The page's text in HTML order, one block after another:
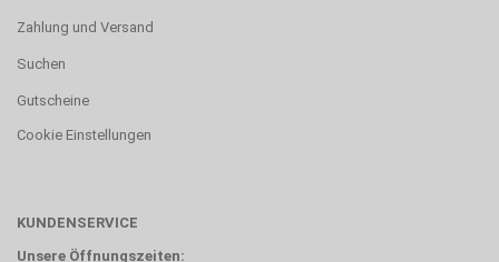
Zahlung und Versand
Suchen
Gutscheine
Cookie Einstellungen
KUNDENSERVICE
Unsere Öffnungszeiten: